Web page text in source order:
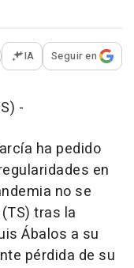
opciones para
IA Seguir en
-
ha pedido
en
no se
tras la
Ábalos a su
pérdida de su